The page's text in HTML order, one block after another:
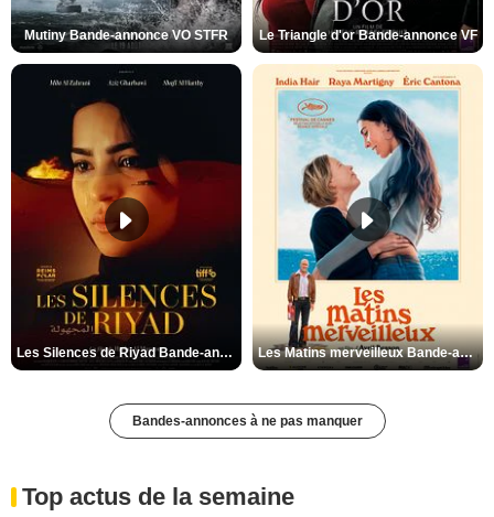
Mutiny Bande-annonce VO STFR Le Triangle d'or Bande-annonce VF
Les Silences de Riyad Bande-annonce VO STFR Les Matins merveilleux Bande-annonce VF
Bandes-annonces à ne pas manquer
Top actus de la semaine